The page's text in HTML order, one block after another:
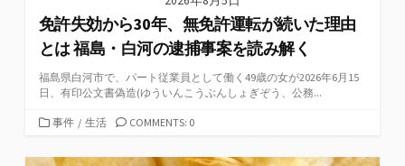
ー
免許失効から30年、無免許運転が続いた理由
とは 福島・白河の逮捕事案を読み解く
福島県白河市で、パート従業員として働く49歳の女が2026年6月15
日、有印公文書偽造(ゆういんこうぶんしょぎぞう、公務...
カ
ゴ
事件 / 生活 COMMENTS: 0